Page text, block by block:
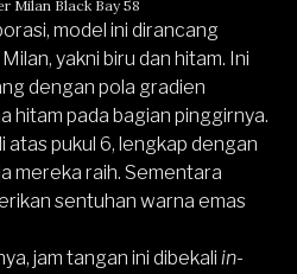
Milan Black Bay 58
model ini dirancang
yakni biru dan hitam. Ini
dengan pola gradien
hitam pada bagian pinggirnya.
atas pukul 6, lengkap dengan
mereka raih. Sementara
sentuhan warna emas
jam tangan ini dibekali in-